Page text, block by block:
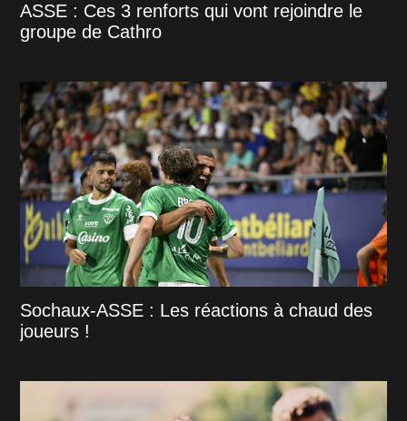
ASSE : Ces 3 renforts qui vont rejoindre le
groupe de Cathro
Sochaux-ASSE : Les réactions à chaud des
joueurs !